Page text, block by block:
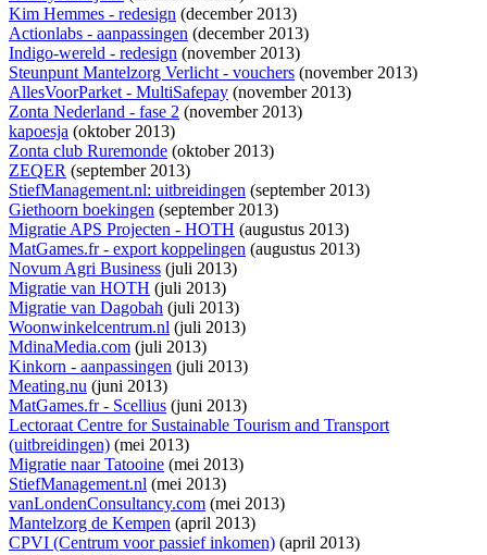
Kim Hemmes - redesign (december 2013)
Actionlabs - aanpassingen (december 2013)
Indigo-wereld - redesign (november 2013)
Steunpunt Mantelzorg Verlicht - vouchers (november 2013)
AllesVoorParket - MultiSafepay (november 2013)
Zonta Nederland - fase 2 (november 2013)
kapoesja (oktober 2013)
Zonta club Ruremonde (oktober 2013)
ZEQER (september 2013)
StiefManagement.nl: uitbreidingen (september 2013)
Giethoorn boekingen (september 2013)
Migratie APS Projecten - HOTH (augustus 2013)
MatGames.fr - export koppelingen (augustus 2013)
Novum Agri Business (juli 2013)
Migratie van HOTH (juli 2013)
Migratie van Dagobah (juli 2013)
Woonwinkelcentrum.nl (juli 2013)
MdinaMedia.com (juli 2013)
Kinkorn - aanpassingen (juli 2013)
Meating.nu (juni 2013)
MatGames.fr - Scellius (juni 2013)
Lectoraat Centre for Sustainable Tourism and Transport
(uitbreidingen) (mei 2013)
Migratie naar Tatooine (mei 2013)
StiefManagement.nl (mei 2013)
vanLondenConsultancy.com (mei 2013)
Mantelzorg de Kempen (april 2013)
CPVI (Centrum voor passief inkomen) (april 2013)